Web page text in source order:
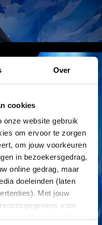
Over
cookies
onze website gebruik
om ervoor te zorgen
om jouw voorkeuren
in bezoekersgedrag,
online gedrag, maar
doeleinden (laten
Met jouw
voor